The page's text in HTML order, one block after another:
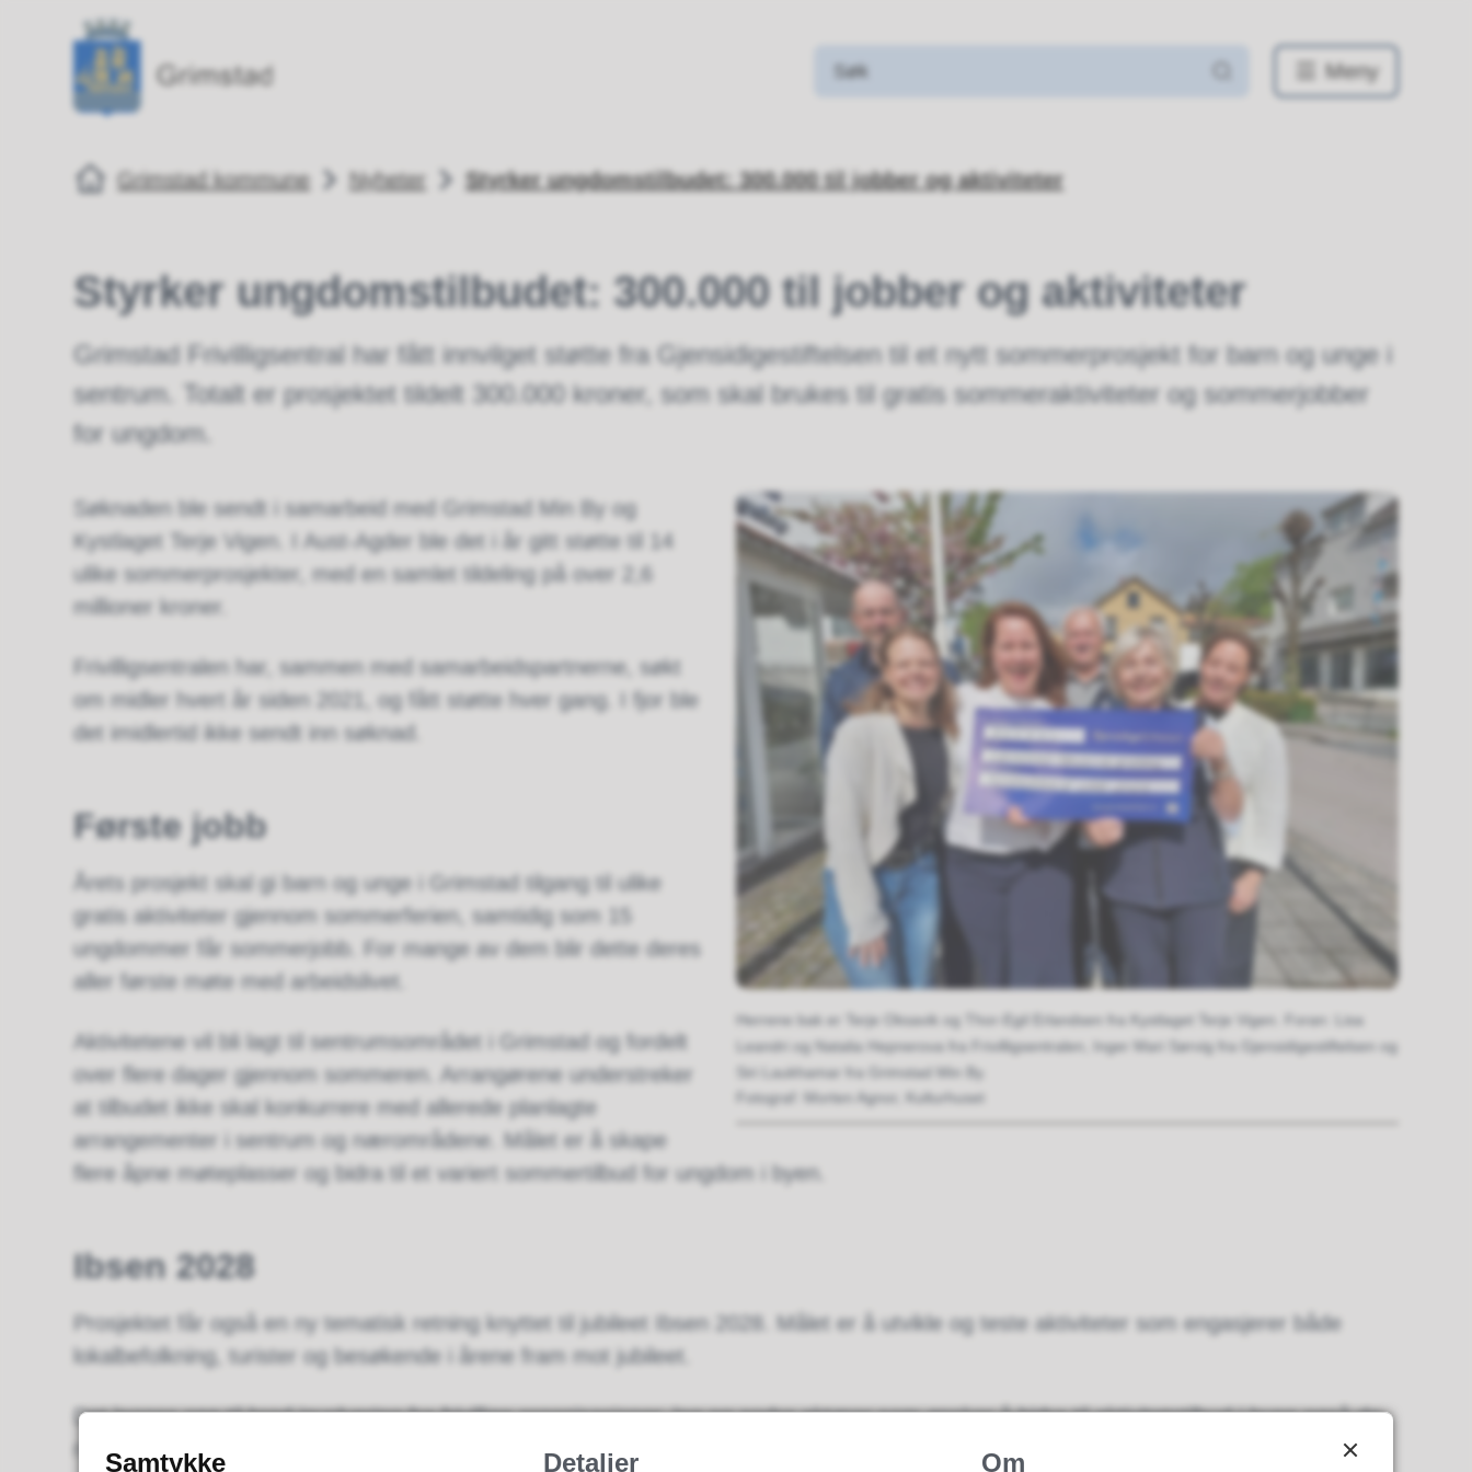
Grimstad kommune
Meny
Du er her:Grimstad kommune Nyheter Styrker ungdomstilbudet: 300.000 til jobber og aktiviteter
Styrker ungdomstilbudet: 300.000 til jobber og aktiviteter
Grimstad Frivilligsentral har fått innvilget støtte fra Gjensidigestiftelsen til et nytt sommerprosjekt for barn og unge i
sentrum. Totalt er prosjektet tildelt 300.000 kroner, som skal brukes til gratis sommeraktiviteter og sommerjobber
for ungdom.
Herrene bak er Terje Oksavik og Thor-Egil Erlandsen fra Kystlaget Terje Vigen. Foran: Lisa
Leandri og Natalia Hepnerova fra Frivilligsentralen, Inger Mari Sørvig fra Gjensidigestiftelsen og
Siri Laukhamar fra Grimstad Min By.
Morten Agnor, Kulturhuset
Søknaden ble sendt i samarbeid med Grimstad Min By og
Kystlaget Terje Vigen. I Aust-Agder ble det i år gitt støtte til 14
ulike sommerprosjekter, med en samlet tildeling på over 2,6
millioner kroner.
Frivilligsentralen har, sammen med samarbeidspartnerne, søkt
om midler hvert år siden 2021, og fått støtte hver gang. I fjor ble
det imidlertid ikke sendt inn søknad.
Første jobb
Årets prosjekt skal gi barn og unge i Grimstad tilgang til ulike
gratis aktiviteter gjennom sommerferien, samtidig som 15
ungdommer får sommerjobb. For mange av dem blir dette deres
aller første møte med arbeidslivet.
Aktivitetene vil bli lagt til sentrumsområdet i Grimstad og fordelt
over flere dager gjennom sommeren. Arrangørene understreker
at tilbudet ikke skal konkurrere med allerede planlagte
arrangementer i sentrum og nærområdene. Målet er å skape
flere åpne møteplasser og bidra til et variert sommertilbud for ungdom i byen.
Ibsen 2028
Prosjektet får også en ny tematisk retning knyttet til jubileet Ibsen 2028. Målet er å utvikle og teste aktiviteter som engasjerer både
lokalbefolkning, turister og besøkende i årene fram mot jubileet.
Det legges opp til bred involvering fra frivillige organisasjoner, lag og andre aktører som ønsker å bidra til aktivitetstilbud i byen også de
neste årene. Ungdomsmedvirkning står sentralt i prosjektet, og ungdommene skal selv være med på å utvikle noe av aktivitetene.
Samtykke Detaljer Om